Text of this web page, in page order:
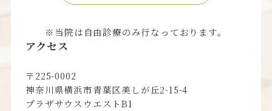
※当院は自由診療のみ行なっております。
アクセス
〒225-0002
神奈川県横浜市青葉区美しが丘2-15-4
プラザサウスウエストB1